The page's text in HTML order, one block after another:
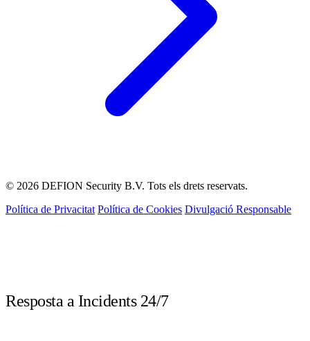
© 2026 DEFION Security B.V. Tots els drets reservats.
Política de Privacitat Política de Cookies Divulgació Responsable
Resposta a Incidents 24/7